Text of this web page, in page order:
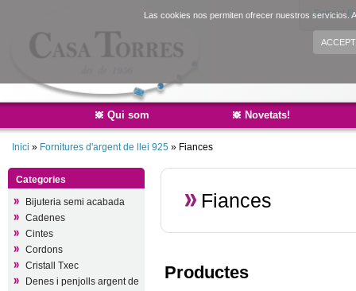
Las cookies nos permiten ofrecer nuestros servicios.
ACCEPT
Entrar|
Qui som Novetats!
Inici » Fornitures d'argent de llei 925 » Fiances
Categories
Bijuteria semi acabada
Cadenes
Cintes
Cordons
Cristall Txec
Denes i penjolls argent de
Fiances
Productes